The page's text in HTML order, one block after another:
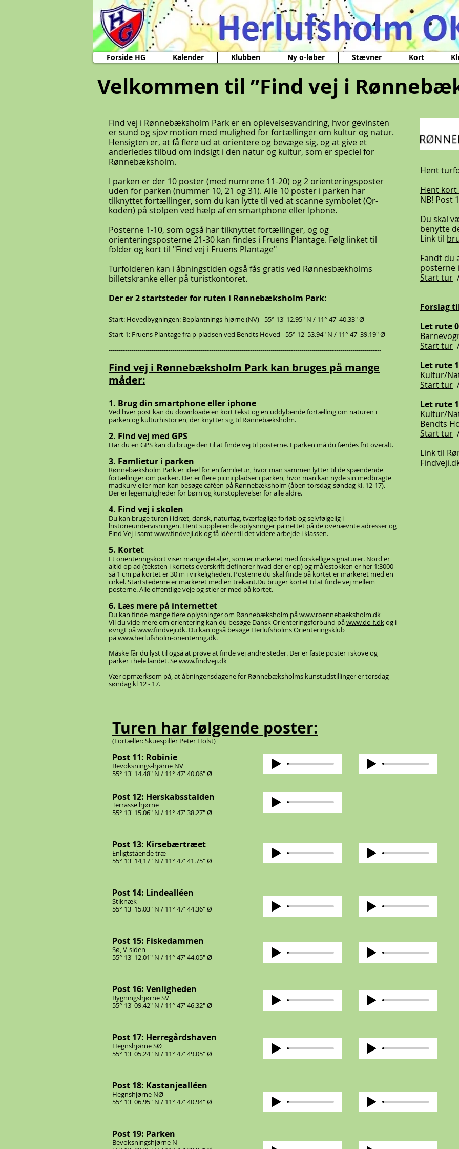
Forside HG Kalender Klubben Ny o-løber Stævner Kort
Velkommen til ”Find vej i
Find vej i Rønnebæksholm Park er en oplevelsesvandring, hvor gevinsten
er sund og sjov motion med mulighed for fortællinger om kultur og natur.
Hensigten er, at få flere ud at orientere og bevæge sig, og at give et
anderledes tilbud om indsigt i den natur og kultur, som er speciel for
Rønnebæksholm.
I parken er der 10 poster (med numrene 11-20) og 2 orienteringsposter
uden for parken (nummer 10, 21 og 31). Alle 10 poster i parken har
tilknyttet fortællinger, som du kan lytte til ved at scanne symbolet (Qr-
koden) på stolpen ved hælp af en smartphone eller Iphone.
Posterne 1-10, som også har tilknyttet fortællinger, og og
orienteringsposterne 21-30 kan findes i Fruens Plantage. Følg linket til
folder og kort til "Find vej i Fruens Plantage"
Turfolderen kan i åbningstiden også fås gratis ved Rønnesbækholms
billetskranke eller på turistkontoret.
Der er 2 startsteder for ruten i Rønnebæksholm Park:
Start: Hovedbygningen: Beplantnings-hjørne (NV) - 55° 13' 12.95" N / 11° 47' 40.33" Ø
Start 1: Fruens Plantage fra p-pladsen ved Bendts Hoved - 55° 12' 53.94" N / 11° 47' 39.19" Ø
-------------------------------------------------------------------------------------------------------------------------------------
Find vej i Rønnebæksholm Park kan bruges på mange
måder:
1. Brug din smartphone eller iphone
Ved hver post kan du downloade en kort tekst og en uddybende fortælling om naturen i
parken og kulturhistorien, der knytter sig til Rønnebæksholm.
2. Find vej med GPS
Har du en GPS kan du bruge den til at finde vej til posterne. I parken må du færdes frit overalt.
3. Famlietur i parken
Rønnebæksholm Park er ideel for en familietur, hvor man sammen lytter til de spændende
fortællinger om parken. Der er flere picnicpladser i parken, hvor man kan nyde sin medbragte
madkurv eller man kan besøge caféen på Rønnebæksholm (åben torsdag-søndag kl. 12-17).
Der er legemuligheder for børn og kunstoplevelser for alle aldre.
4. Find vej i skolen
Du kan bruge turen i idræt, dansk, naturfag, tværfaglige forløb og selvfølgelig i
historieundervisningen. Hent supplerende oplysninger på nettet på de ovenævnte adresser og
Find Vej i samtwww.findveji.dkog få idéer til det videre arbejde i klassen.
5. Kortet
Et orienteringskort viser mange detaljer, som er markeret med forskellige signaturer. Nord er
altid op ad (teksten i kortets overskrift definerer hvad der er op) og målestokken er her 1:3000
så 1 cm på kortet er 30 m i virkeligheden. Posterne du skal finde på kortet er markeret med en
cirkel. Startstederne er markeret med en trekant.Du bruger kortet til at finde vej mellem
posterne. Alle offentlige veje og stier er med på kortet.
6. Læs mere på internettet
Du kan finde mange flere oplysninger om Rønnebæksholm påwww.roennebaeksholm.dk
Vil du vide mere om orientering kan du besøge Dansk Orienteringsforbund påwww.do-f.dkog i
øvrigt påwww.findveji.dk. Du kan også besøge Herlufsholms Orienteringsklub
påwww.herlufsholm-orientering.dk.
Måske får du lyst til også at prøve at finde vej andre steder. Der er faste poster i skove og
parker i hele landet. Sewww.findveji.dk
Vær opmærksom på, at åbningensdagene for Rønnebæksholms kunstudstillinger er torsdag-
søndag kl 12 - 17.
Hent
Hent
NB! Post
Du skal
benytte
Link til
Fandt du
posterne
Start tur
Forslag
Let rute
Start tur
Let rute
Kultur/
Start tur
Let rute
Kultur/
Bendts
Start tur
Link til
Turen har følgende poster:
(Fortæller: Skuespiller Peter Holst)
Post 11: Robinie
Bevoksnings-hjørne NV
55° 13' 14.48" N / 11° 47' 40.06" Ø
Post 12: Herskabsstalden
Terrasse hjørne
55° 13' 15.06" N / 11° 47' 38.27" Ø
Post 13: Kirsebærtræet
Enligtstående træ
55° 13' 14,17" N / 11° 47' 41.75" Ø
Post 14: Lindealléen
Stiknæk
55° 13' 15.03" N / 11° 47' 44.36" Ø
Post 15: Fiskedammen
Sø, V-siden
55° 13' 12.01" N / 11° 47' 44.05" Ø
Post 16: Venligheden
Bygningshjørne SV
55° 13' 09.42" N / 11° 47' 46.32" Ø
Post 17: Herregårdshaven
Hegnshjørne SØ
55° 13' 05.24" N / 11° 47' 49.05" Ø
Post 18: Kastanjealléen
Hegnshjørne NØ
55° 13' 06.95" N / 11° 47' 40.94" Ø
Post 19: Parken
Bevoksningshjørne N